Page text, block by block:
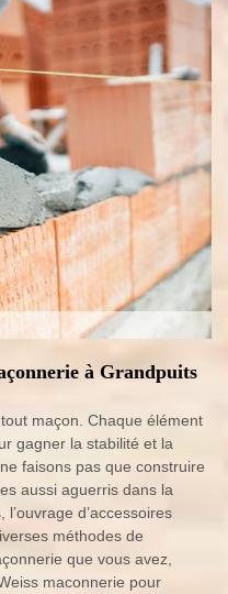
à Grandpuits
maçon. Chaque élément
gagner la stabilité et la
faisons pas que construire
aussi aguerris dans la
d’accessoires
méthodes de
que vous avez,
maconnerie pour